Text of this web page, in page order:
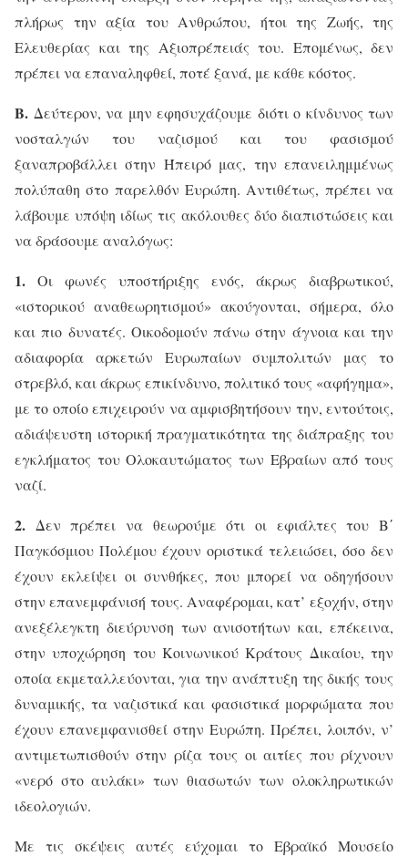
πλήρως την αξία του Ανθρώπου, ήτοι της Ζωής, της
Ελευθερίας και της Αξιοπρέπειάς του. Επομένως, δεν
πρέπει να επαναληφθεί, ποτέ ξανά, με κάθε κόστος.
Β. Δεύτερον, να μην εφησυχάζουμε διότι ο κίνδυνος των
νοσταλγών του ναζισμού και του φασισμού
ξαναπροβάλλει στην Ήπειρό μας, την επανειλημμένως
πολύπαθη στο παρελθόν Ευρώπη. Αντιθέτως, πρέπει να
λάβουμε υπόψη ιδίως τις ακόλουθες δύο διαπιστώσεις και
να δράσουμε αναλόγως:
1. Οι φωνές υποστήριξης ενός, άκρως διαβρωτικού,
«ιστορικού αναθεωρητισμού» ακούγονται, σήμερα, όλο
και πιο δυνατές. Οικοδομούν πάνω στην άγνοια και την
αδιαφορία αρκετών Ευρωπαίων συμπολιτών μας το
στρεβλό, και άκρως επικίνδυνο, πολιτικό τους «αφήγημα»,
με το οποίο επιχειρούν να αμφισβητήσουν την, εντούτοις,
αδιάψευστη ιστορική πραγματικότητα της διάπραξης του
εγκλήματος του Ολοκαυτώματος των Εβραίων από τους
ναζί.
2. Δεν πρέπει να θεωρούμε ότι οι εφιάλτες του Β΄
Παγκόσμιου Πολέμου έχουν οριστικά τελειώσει, όσο δεν
έχουν εκλείψει οι συνθήκες, που μπορεί να οδηγήσουν
στην επανεμφάνισή τους. Αναφέρομαι, κατ’ εξοχήν, στην
ανεξέλεγκτη διεύρυνση των ανισοτήτων και, επέκεινα,
στην υποχώρηση του Κοινωνικού Κράτους Δικαίου, την
οποία εκμεταλλεύονται, για την ανάπτυξη της δικής τους
δυναμικής, τα ναζιστικά και φασιστικά μορφώματα που
έχουν επανεμφανισθεί στην Ευρώπη. Πρέπει, λοιπόν, ν’
αντιμετωπισθούν στην ρίζα τους οι αιτίες που ρίχνουν
«νερό στο αυλάκι» των θιασωτών των ολοκληρωτικών
ιδεολογιών.
Με τις σκέψεις αυτές εύχομαι το Εβραϊκό Μουσείο